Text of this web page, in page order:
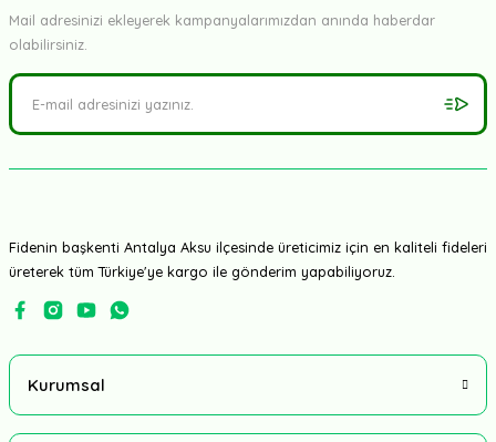
Mail adresinizi ekleyerek kampanyalarımızdan anında haberdar
olabilirsiniz.
Fidenin başkenti Antalya Aksu ilçesinde üreticimiz için en kaliteli fideleri
üreterek tüm Türkiye'ye kargo ile gönderim yapabiliyoruz.
Kurumsal